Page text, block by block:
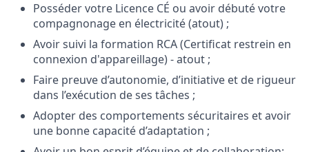
Posséder votre Licence CÉ ou avoir débuté votre
compagnonage en électricité (atout) ;
Avoir suivi la formation RCA (Certificat restrein en
connexion d'appareillage) - atout ;
Faire preuve d’autonomie, d’initiative et de rigueur
dans l’exécution de ses tâches ;
Adopter des comportements sécuritaires et avoir
une bonne capacité d’adaptation ;